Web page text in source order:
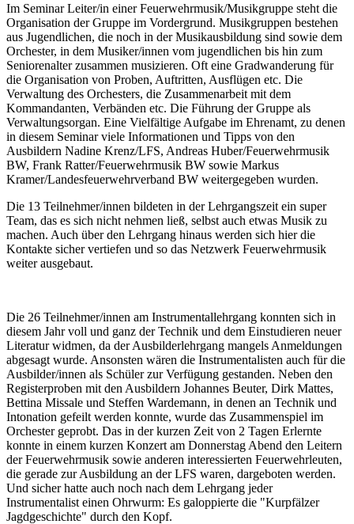
Im Seminar Leiter/in einer Feuerwehrmusik/Musikgruppe steht die
Organisation der Gruppe im Vordergrund. Musikgruppen bestehen
aus Jugendlichen, die noch in der Musikausbildung sind sowie dem
Orchester, in dem Musiker/innen vom jugendlichen bis hin zum
Seniorenalter zusammen musizieren. Oft eine Gradwanderung für
die Organisation von Proben, Auftritten, Ausflügen etc. Die
Verwaltung des Orchesters, die Zusammenarbeit mit dem
Kommandanten, Verbänden etc. Die Führung der Gruppe als
Verwaltungsorgan. Eine Vielfältige Aufgabe im Ehrenamt, zu denen
in diesem Seminar viele Informationen und Tipps von den
Ausbildern Nadine Krenz/LFS, Andreas Huber/Feuerwehrmusik
BW, Frank Ratter/Feuerwehrmusik BW sowie Markus
Kramer/Landesfeuerwehrverband BW weitergegeben wurden.
Die 13 Teilnehmer/innen bildeten in der Lehrgangszeit ein super
Team, das es sich nicht nehmen ließ, selbst auch etwas Musik zu
machen. Auch über den Lehrgang hinaus werden sich hier die
Kontakte sicher vertiefen und so das Netzwerk Feuerwehrmusik
weiter ausgebaut.
Die 26 Teilnehmer/innen am Instrumentallehrgang konnten sich in
diesem Jahr voll und ganz der Technik und dem Einstudieren neuer
Literatur widmen, da der Ausbilderlehrgang mangels Anmeldungen
abgesagt wurde. Ansonsten wären die Instrumentalisten auch für die
Ausbilder/innen als Schüler zur Verfügung gestanden. Neben den
Registerproben mit den Ausbildern Johannes Beuter, Dirk Mattes,
Bettina Missale und Steffen Wardemann, in denen an Technik und
Intonation gefeilt werden konnte, wurde das Zusammenspiel im
Orchester geprobt. Das in der kurzen Zeit von 2 Tagen Erlernte
konnte in einem kurzen Konzert am Donnerstag Abend den Leitern
der Feuerwehrmusik sowie anderen interessierten Feuerwehrleuten,
die gerade zur Ausbildung an der LFS waren, dargeboten werden.
Und sicher hatte auch noch nach dem Lehrgang jeder
Instrumentalist einen Ohrwurm: Es galoppierte die "Kurpfälzer
Jagdgeschichte" durch den Kopf.